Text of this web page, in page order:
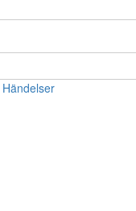
Händelser